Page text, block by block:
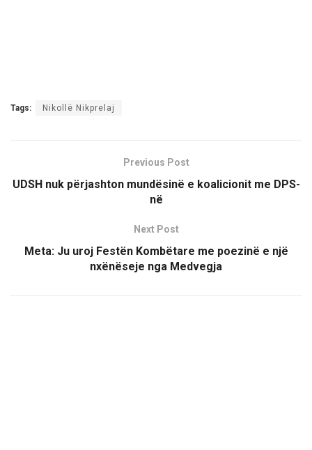
Tags: Nikollë Nikprelaj
Previous Post
UDSH nuk përjashton mundësinë e koalicionit me DPS-
në
Next Post
Meta: Ju uroj Festën Kombëtare me poezinë e një
nxënëseje nga Medvegja